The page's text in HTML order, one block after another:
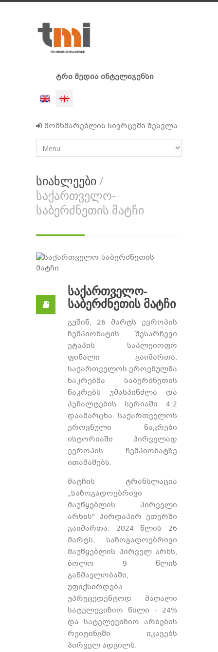
ტრი მედია ინტელიჯენსი
მომხმარებლის სივრცეში შესვლა
სიახლეები/
საქართველო-
საბერძნეთის მატჩი
საქართველო-
საბერძნეთის მატჩი
გუშინ, 26 მარტს ევროპის
ჩემპიონატის შესარჩევი
ეტაპის საპლეიოფო
ფინალი გაიმართა.
საქართველოს ეროვნულმა
ნაკრებმა საბერძნეთის
ნაკრებს უმასპინძლა და
პენალტების სერიაში 4:2
დაამარცხა. საქართველოს
ეროვნული ნაკრები
ისტორიაში პირველად
ევროპის ჩემპიონატზე
ითამაშებს.
მატჩის ტრანსლაცია
„საზოგადოებრივი
მაუწყებლის პირველი
არხის“ პირდაპირ ეთერში
გაიმართა. 2024 წლის 26
მარტს, საზოგადოებრივი
მაუწყებლის პირველ არხს,
ბოლო 9 წლის
განმავლობაში,
უფიქსირდება
უპრეცედენტოდ მაღალი
სატელევიზიო წილი - 24%
და სატელევიზიო არხების
რეიტინგში იკავებს
პირველ ადგილს.